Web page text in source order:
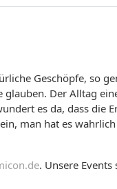
Geschöpfe, so
Der Alltag
es da, dass die
man hat es
. Unsere